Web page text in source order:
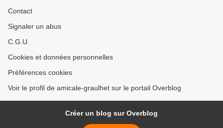
Contact
Signaler un abus
C.G.U.
Cookies et données personnelles
Préférences cookies
Voir le profil de amicale-graulhet sur le portail Overblog
Créer un blog sur Overblog